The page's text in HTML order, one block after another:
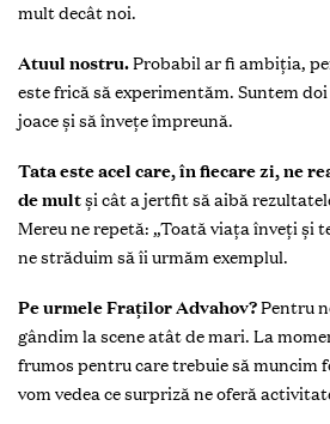
mult decât noi.
Atuul nostru.Probabil ar fi ambiția,
este frică să experimentăm. Suntem
joace și să învețe împreună.
Tata este acel care, în fiecare zi, ne
de multși cât a jertfit să aibă
Mereu ne repetă: „Toată viața înveți și
ne străduim să îi urmăm exemplul.
Pe urmele Fraților Advahov?Pentru
gândim la scene atât de mari. La
frumos pentru care trebuie să muncim
vom vedea ce surpriză ne oferă